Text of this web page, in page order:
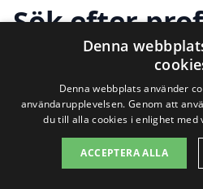
Sök efter
tjänster för
nära Lunne
Denna
Denna webbplats använder
användarupplevelsen. Genom att
du till alla cookies i enlighet med
ACCEPTERA ALLA